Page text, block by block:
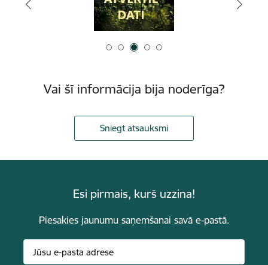
Vai šī informācija bija noderīga?
Sniegt atsauksmi
Esi pirmais, kurš uzzina!
Piesakies jaunumu saņemšanai savā e-pastā.